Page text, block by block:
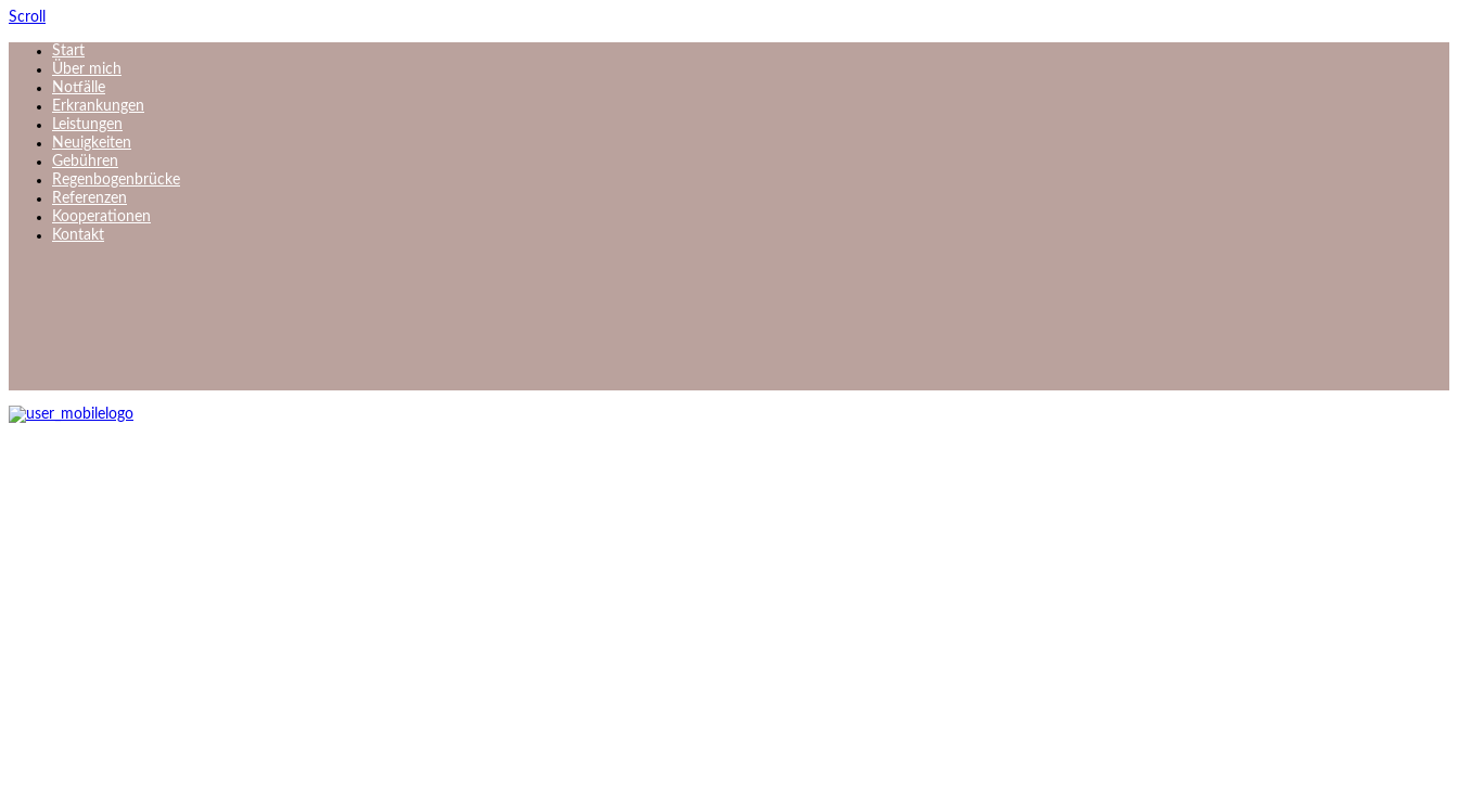
Scroll
Start
Über mich
Notfälle
Erkrankungen
Leistungen
Neuigkeiten
Gebühren
Regenbogenbrücke
Referenzen
Kooperationen
Kontakt